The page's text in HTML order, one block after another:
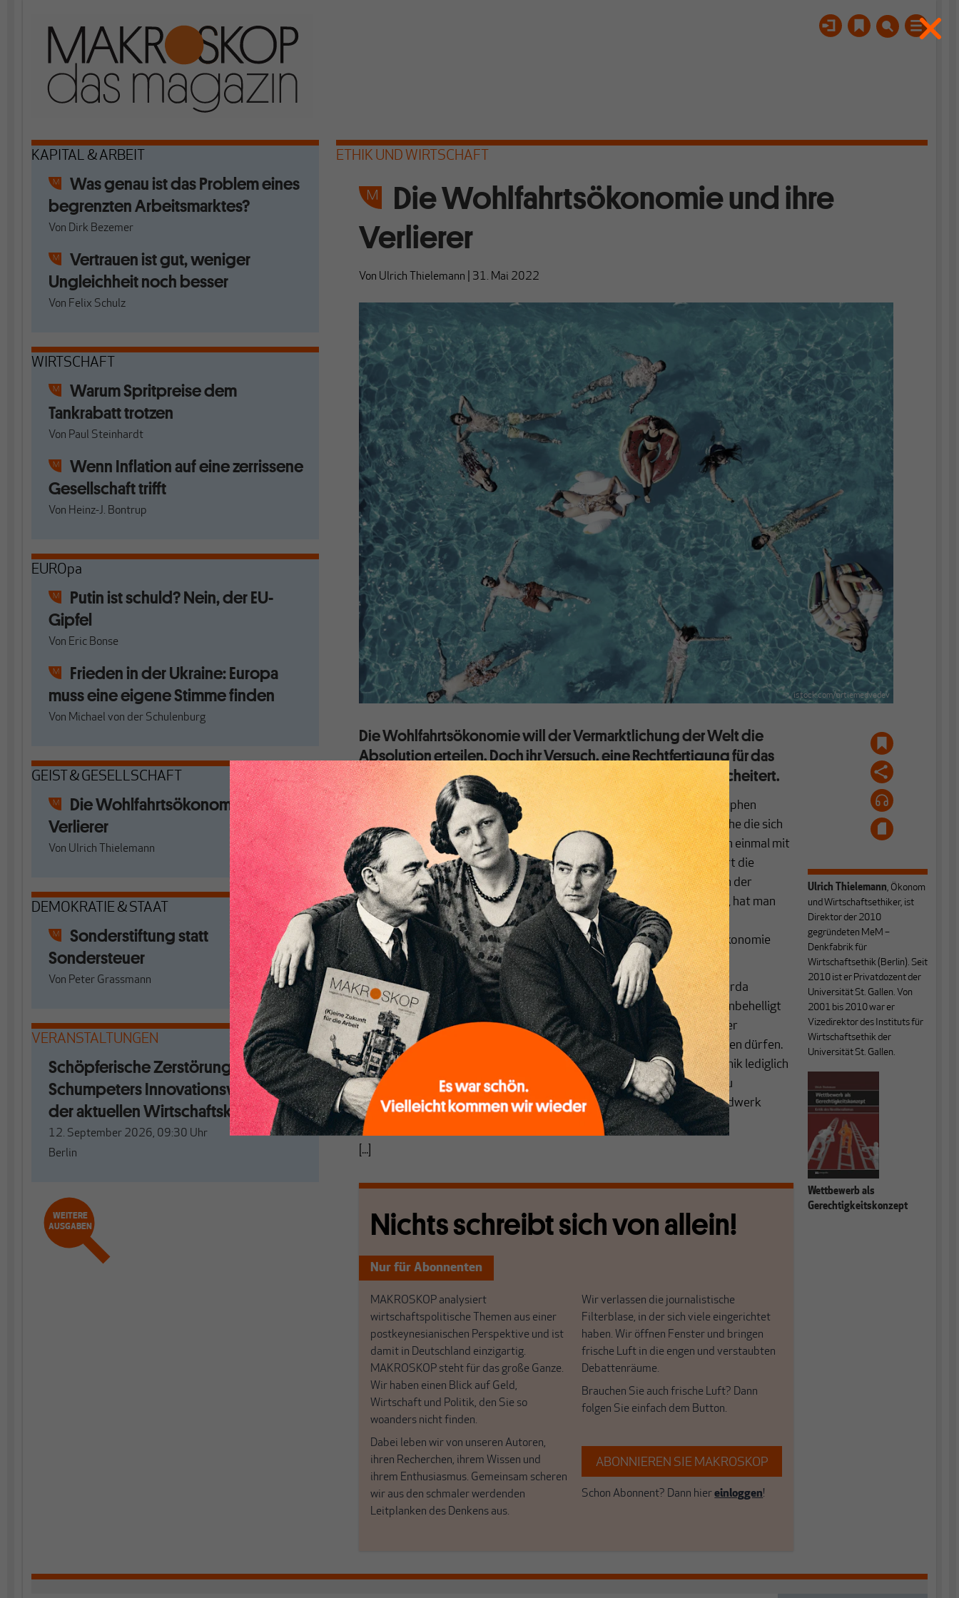
KAPITAL & ARBEIT
Was genau ist das Problem eines
begrenzten Arbeitsmarktes?
Von Dirk Bezemer
Vertrauen ist gut, weniger
Ungleichheit noch besser
Von Felix Schulz
WIRTSCHAFT
Warum Spritpreise dem
Tankrabatt trotzen
Von Paul Steinhardt
Wenn Inflation auf eine zerrissene
Gesellschaft trifft
Von Heinz-J. Bontrup
EUROpa
Putin ist schuld? Nein, der EU-
Gipfel
Von Eric Bonse
Frieden in der Ukraine: Europa
muss eine eigene Stimme finden
Von Michael von der Schulenburg
GEIST & GESELLSCHAFT
Die Wohlfahrtsökonomie und ihre
Verlierer
Von Ulrich Thielemann
DEMOKRATIE & STAAT
Sonderstiftung statt
Sondersteuer
Von Peter Grassmann
VERANSTALTUNGEN
Schöpferische Zerstörung. Mit
Schumpeters Innovationswellen aus
der aktuellen Wirtschaftskrise?
12. September 2026, 09:30 Uhr
Berlin
WEITERE
AUSGABEN
ETHIK UND WIRTSCHAFT
Die Wohlfahrtsökonomie und ihre
Verlierer
Von Ulrich Thielemann 31. Mai 2022
istock.com/artiemedvedev
Die Wohlfahrtsökonomie will der Vermarktlichung der Welt die
Absolution erteilen. Doch ihr Versuch, eine Rechtfertigung für das
Problem der Verlierer des Wettbewerbs zu liefern, ist gescheitert.
Eigentlich ist die Wohlfahrtsökonomie angetreten, um die vom Philosophen
Michael Sandel ausgemachte „moralische Leerstelle“ auszufüllen, welche die sich
wertfrei wähnende Standardökonomik hinterlassen hat. Doch wer sich einmal mit
Wohlfahrtsökonomie beschäftigt hat, wird erstaunt sein, dass sich dort die
gleichen Formelsammlungen finden wie in den sonstigen Publikationen der
Volkswirtschaftslehre auch. Um nicht als verantwortungslos zu gelten, hat man
die ethischen Fragen in die – nachMichael Burda– „normative
Volkswirtschaftslehre“ ausgelagert, womit offenbar die Wohlfahrtsökonomie
gemeint ist.
Diese Arbeitsteilung soll sicherstellen, dass die eigentliche, die nach Burda
„positive Volkswirtschaftslehre“ weiterhin von ethischen Einwänden unbehelligt
betrieben werden kann. Um so unangreifbarerer soll sie ihrer Arbeit der
Rechtfertigung der Ökonomisierung aller Lebensverhältnissenachgehen dürfen.
Ein Unterschied besteht ohnehin nicht, ist doch der Wohlfahrtsökonomik lediglich
die Aufgabe zugewiesen, die Position der Standardökonomik „näher zu
begründen“, wie es Gregory Mankiw und Mark Taylor in ihrem Standardwerk
„Grundzüge der Volkswirtschaftslehre“ schreiben.[1]
[...]
Nichts schreibt sich von allein!
Nur für Abonnenten
MAKROSKOP analysiert
wirtschaftspolitische Themen aus einer
postkeynesianischen Perspektive und ist
damit in Deutschland einzigartig.
MAKROSKOP steht für das große Ganze.
Wir haben einen Blick auf Geld,
Wirtschaft und Politik, den Sie so
woanders nicht finden.
Dabei leben wir von unseren Autoren,
ihren Recherchen, ihrem Wissen und
ihrem Enthusiasmus. Gemeinsam scheren
wir aus den schmaler werdenden
Leitplanken des Denkens aus.
Wir verlassen die journalistische
Filterblase, in der sich viele eingerichtet
haben. Wir öffnen Fenster und bringen
frische Luft in die engen und verstaubten
Debattenräume.
Brauchen Sie auch frische Luft? Dann
folgen Sie einfach dem Button.
ABONNIEREN SIE MAKROSKOP
Schon Abonnent? Dann hier einloggen!
Ulrich Thielemann, Ökonom
und Wirtschaftsethiker, ist
Direktor der 2010
gegründeten MeM –
Denkfabrik für
Wirtschaftsethik (Berlin). Seit
2010 ist er Privatdozent der
Universität St. Gallen. Von
2001 bis 2010 war er
Vizedirektor des Instituts für
Wirtschaftsethik der
Universität St. Gallen.
Wettbewerb als
Gerechtigkeitskonzept